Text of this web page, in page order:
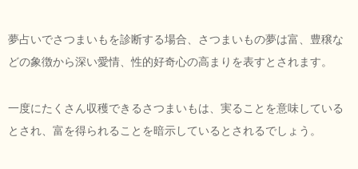
夢占いでさつまいもを診断する場合、さつまいもの夢は富、豊穣な
どの象徴から深い愛情、性的好奇心の高まりを表すとされます。
一度にたくさん収穫できるさつまいもは、実ることを意味している
とされ、富を得られることを暗示しているとされるでしょう。